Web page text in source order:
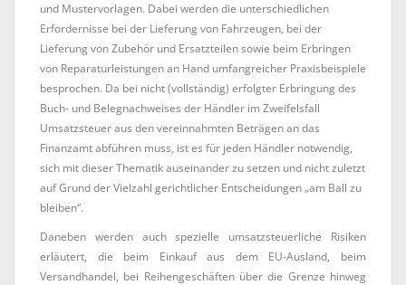
und Mustervorlagen. Dabei werden die unterschiedlichen
Erfordernisse bei der Lieferung von Fahrzeugen, bei der
Lieferung von Zubehör und Ersatzteilen sowie beim Erbringen
von Reparaturleistungen an Hand umfangreicher Praxisbeispiele
besprochen. Da bei nicht (vollständig) erfolgter Erbringung des
Buch- und Belegnachweises der Händler im Zweifelsfall
Umsatzsteuer aus den vereinnahmten Beträgen an das
Finanzamt abführen muss, ist es für jeden Händler notwendig,
sich mit dieser Thematik auseinander zu setzen und nicht zuletzt
auf Grund der Vielzahl gerichtlicher Entscheidungen „am Ball zu
bleiben“.
Daneben werden auch spezielle umsatzsteuerliche Risiken
erläutert, die beim Einkauf aus dem EU-Ausland, beim
Versandhandel, bei Reihengeschäften über die Grenze hinweg